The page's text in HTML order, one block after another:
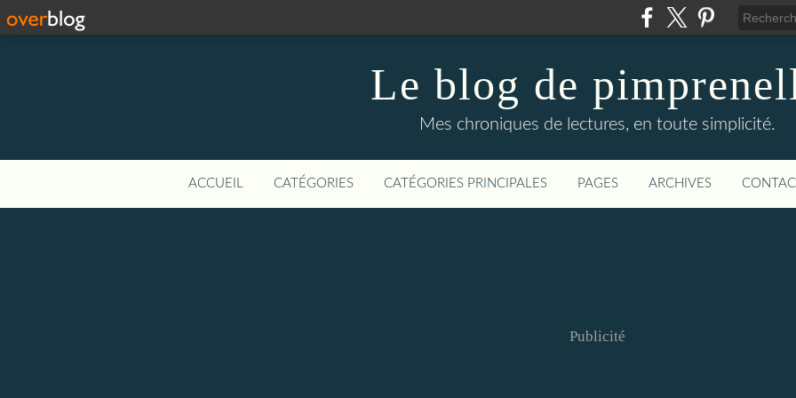
Le blog de
Mes chroniques de lectures, en toute simplicité.
ACCUEIL CATÉGORIES CATÉGORIES PRINCIPALES PAGES ARCHIVES
Publicité